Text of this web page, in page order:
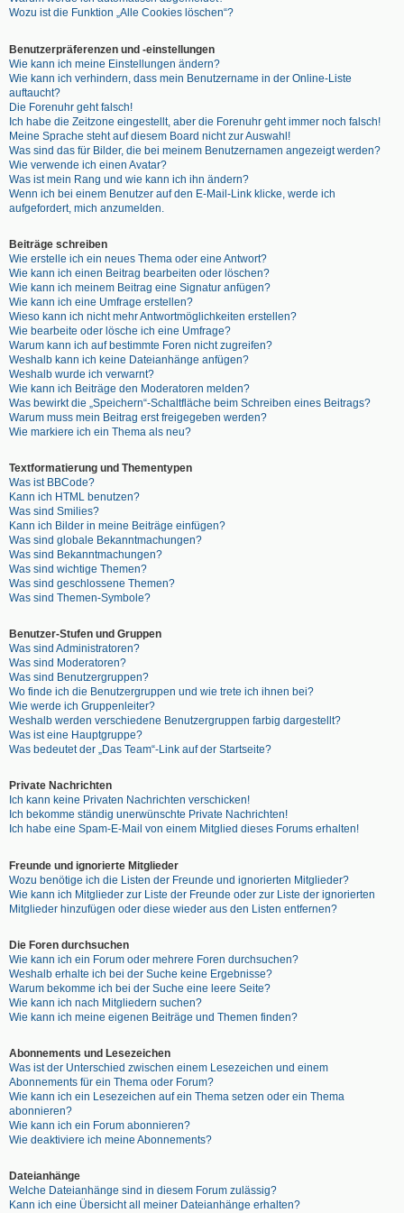
Wozu ist die Funktion „Alle Cookies löschen“?
Benutzerpräferenzen und -einstellungen
Wie kann ich meine Einstellungen ändern?
Wie kann ich verhindern, dass mein Benutzername in der Online-Liste
auftaucht?
Die Forenuhr geht falsch!
Ich habe die Zeitzone eingestellt, aber die Forenuhr geht immer noch falsch!
Meine Sprache steht auf diesem Board nicht zur Auswahl!
Was sind das für Bilder, die bei meinem Benutzernamen angezeigt werden?
Wie verwende ich einen Avatar?
Was ist mein Rang und wie kann ich ihn ändern?
Wenn ich bei einem Benutzer auf den E-Mail-Link klicke, werde ich
aufgefordert, mich anzumelden.
Beiträge schreiben
Wie erstelle ich ein neues Thema oder eine Antwort?
Wie kann ich einen Beitrag bearbeiten oder löschen?
Wie kann ich meinem Beitrag eine Signatur anfügen?
Wie kann ich eine Umfrage erstellen?
Wieso kann ich nicht mehr Antwortmöglichkeiten erstellen?
Wie bearbeite oder lösche ich eine Umfrage?
Warum kann ich auf bestimmte Foren nicht zugreifen?
Weshalb kann ich keine Dateianhänge anfügen?
Weshalb wurde ich verwarnt?
Wie kann ich Beiträge den Moderatoren melden?
Was bewirkt die „Speichern“-Schaltfläche beim Schreiben eines Beitrags?
Warum muss mein Beitrag erst freigegeben werden?
Wie markiere ich ein Thema als neu?
Textformatierung und Thementypen
Was ist BBCode?
Kann ich HTML benutzen?
Was sind Smilies?
Kann ich Bilder in meine Beiträge einfügen?
Was sind globale Bekanntmachungen?
Was sind Bekanntmachungen?
Was sind wichtige Themen?
Was sind geschlossene Themen?
Was sind Themen-Symbole?
Benutzer-Stufen und Gruppen
Was sind Administratoren?
Was sind Moderatoren?
Was sind Benutzergruppen?
Wo finde ich die Benutzergruppen und wie trete ich ihnen bei?
Wie werde ich Gruppenleiter?
Weshalb werden verschiedene Benutzergruppen farbig dargestellt?
Was ist eine Hauptgruppe?
Was bedeutet der „Das Team“-Link auf der Startseite?
Private Nachrichten
Ich kann keine Privaten Nachrichten verschicken!
Ich bekomme ständig unerwünschte Private Nachrichten!
Ich habe eine Spam-E-Mail von einem Mitglied dieses Forums erhalten!
Freunde und ignorierte Mitglieder
Wozu benötige ich die Listen der Freunde und ignorierten Mitglieder?
Wie kann ich Mitglieder zur Liste der Freunde oder zur Liste der ignorierten
Mitglieder hinzufügen oder diese wieder aus den Listen entfernen?
Die Foren durchsuchen
Wie kann ich ein Forum oder mehrere Foren durchsuchen?
Weshalb erhalte ich bei der Suche keine Ergebnisse?
Warum bekomme ich bei der Suche eine leere Seite?
Wie kann ich nach Mitgliedern suchen?
Wie kann ich meine eigenen Beiträge und Themen finden?
Abonnements und Lesezeichen
Was ist der Unterschied zwischen einem Lesezeichen und einem
Abonnements für ein Thema oder Forum?
Wie kann ich ein Lesezeichen auf ein Thema setzen oder ein Thema
abonnieren?
Wie kann ich ein Forum abonnieren?
Wie deaktiviere ich meine Abonnements?
Dateianhänge
Welche Dateianhänge sind in diesem Forum zulässig?
Kann ich eine Übersicht all meiner Dateianhänge erhalten?